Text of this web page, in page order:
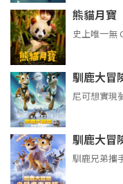
熊貓月寶
史上唯一無
馴鹿大冒
尼可想實現
馴鹿大冒
馴鹿兄弟攜